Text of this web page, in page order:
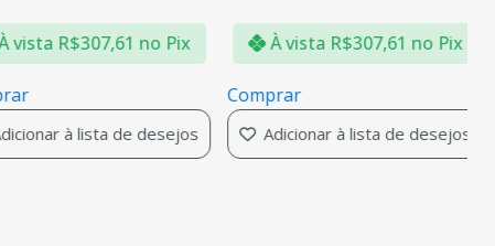
R$307,61no Pix
à lista de desejos
À vistaR$307,61no Pix
Comprar
Adicionar à lista de desejos